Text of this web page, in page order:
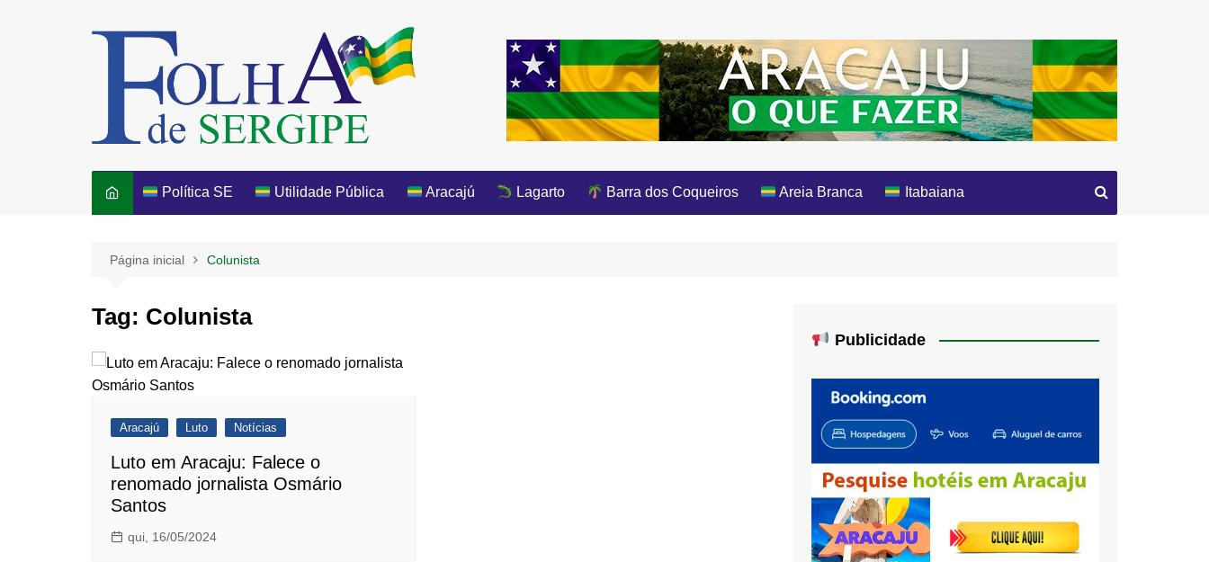
Política SE Utilidade Pública Aracajú Lagarto Barra dos Coqueiros Areia Branca Itabaiana
Página inicial Colunista
Tag: Colunista
Aracajú Luto Notícias
Luto em Aracaju: Falece o
renomado jornalista Osmário
Santos
qui, 16/05/2024
Publicidade